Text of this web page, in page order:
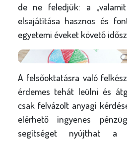
de ne feledjük: a
elsajátítása hasznos és
egyetemi éveket követő
A felsőoktatásra való
érdemes tehát leülni és
csak felvázolt anyagi
elérhető ingyenes
segítséget nyújthat a